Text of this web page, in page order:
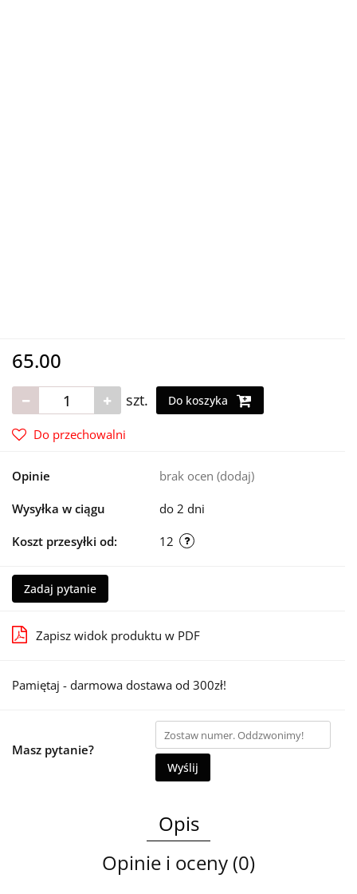
65.00
szt. Do koszyka
Do przechowalni
Opinie brak ocen (dodaj)
Wysyłka w ciągu do 2 dni
Koszt przesyłki od: 12
Zadaj pytanie
Zapisz widok produktu w PDF
Pamiętaj - darmowa dostawa od 300zł!
Masz pytanie?
Wyślij
Opis
Opinie i oceny (0)